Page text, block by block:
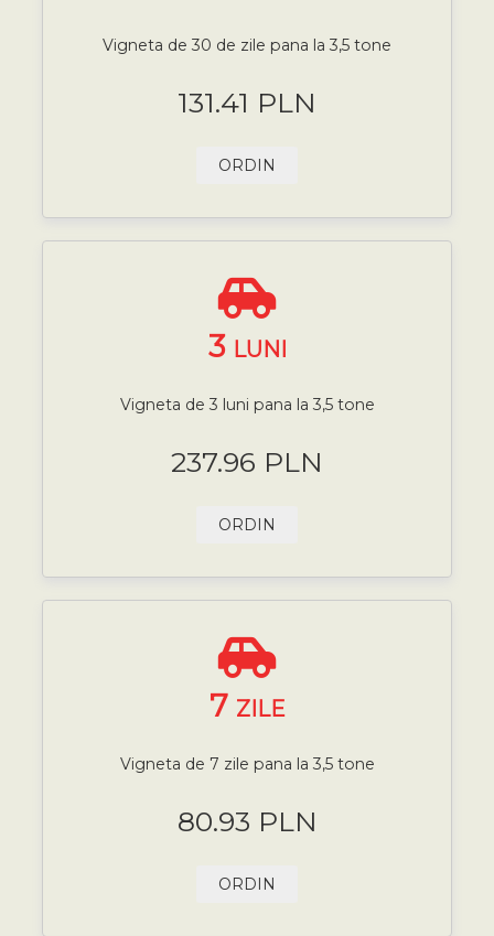
Vigneta de 30 de zile pana la 3,5 tone
131.41 PLN
ORDIN
3 LUNI
Vigneta de 3 luni pana la 3,5 tone
237.96 PLN
ORDIN
7 ZILE
Vigneta de 7 zile pana la 3,5 tone
80.93 PLN
ORDIN